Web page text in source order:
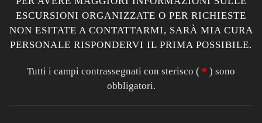
ESCURSIONI ORGANIZZATE O PER RICHIESTE
NON ESITATE A CONTATTARMI, SARÀ MIA CURA
PERSONALE RISPONDERVI IL PRIMA POSSIBILE.
Tutti i campi contrassegnati con sterisco ( * ) sono
obbligatori.